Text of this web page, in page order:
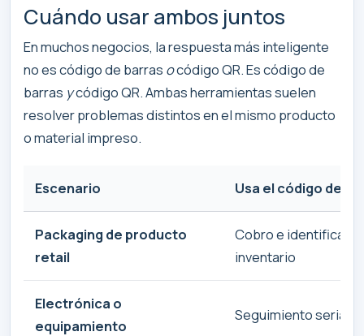
Cuándo usar ambos juntos
En muchos negocios, la respuesta más inteligente
no es código de barras ocódigo QR. Es código de
barras ycódigo QR. Ambas herramientas suelen
resolver problemas distintos en el mismo producto
o material impreso.
Escenario Usa el código de
Packaging de producto
retail
Cobro e
inventario
Electrónica o
equipamiento
Seguimiento serial